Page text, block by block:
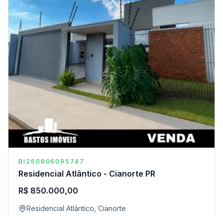
BI260806095747
Residencial Atlântico - Cianorte PR
R$ 850.000,00
Residencial Atlântico, Cianorte